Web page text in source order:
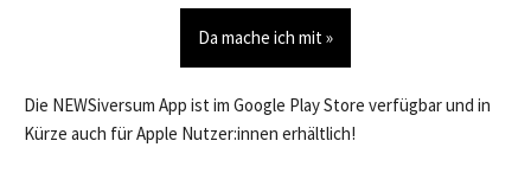
Da mache ich mit »
Die NEWSiversum App ist im Google Play Store verfügbar und in
Kürze auch für Apple Nutzer:innen erhältlich!